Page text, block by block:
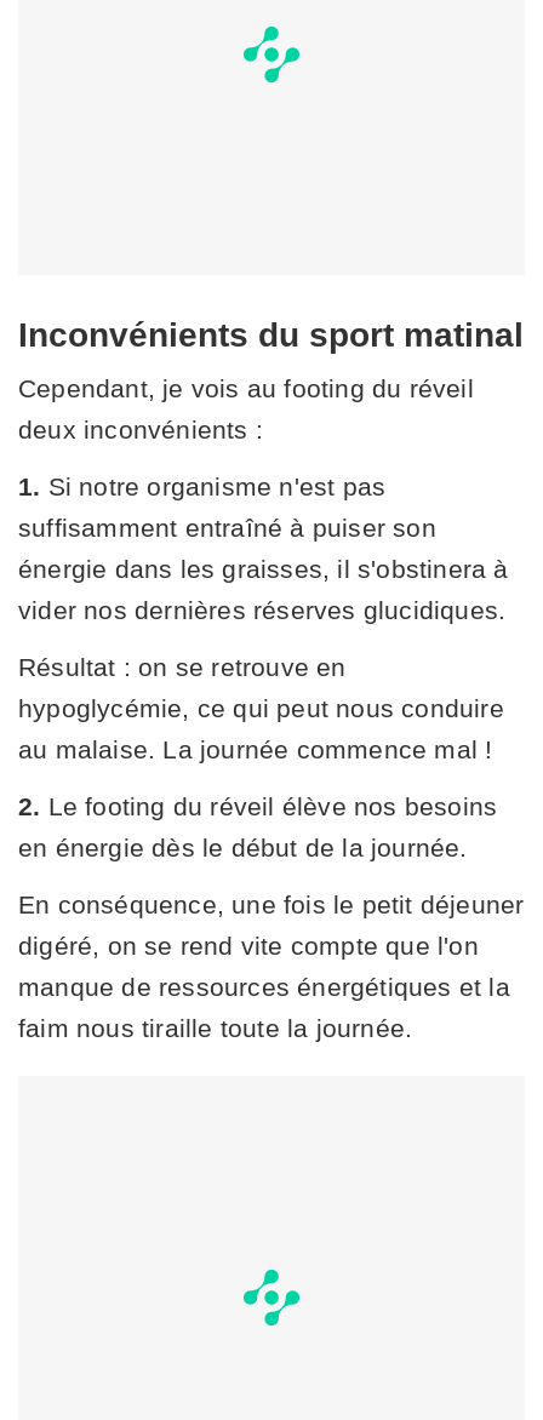
Inconvénients du sport matinal
Cependant, je vois au footing du réveil
deux inconvénients :
1. Si notre organisme n'est pas
suffisamment entraîné à puiser son
énergie dans les graisses, il s'obstinera à
vider nos dernières réserves glucidiques.
Résultat : on se retrouve en
hypoglycémie, ce qui peut nous conduire
au malaise. La journée commence mal !
2. Le footing du réveil élève nos besoins
en énergie dès le début de la journée.
En conséquence, une fois le petit déjeuner
digéré, on se rend vite compte que l'on
manque de ressources énergétiques et la
faim nous tiraille toute la journée.